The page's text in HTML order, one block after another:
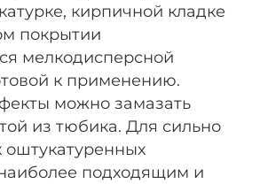
кирпичной кладке
покрытии
мелкодисперсной
к применению.
можно замазать
из тюбика. Для сильно
подходящим и